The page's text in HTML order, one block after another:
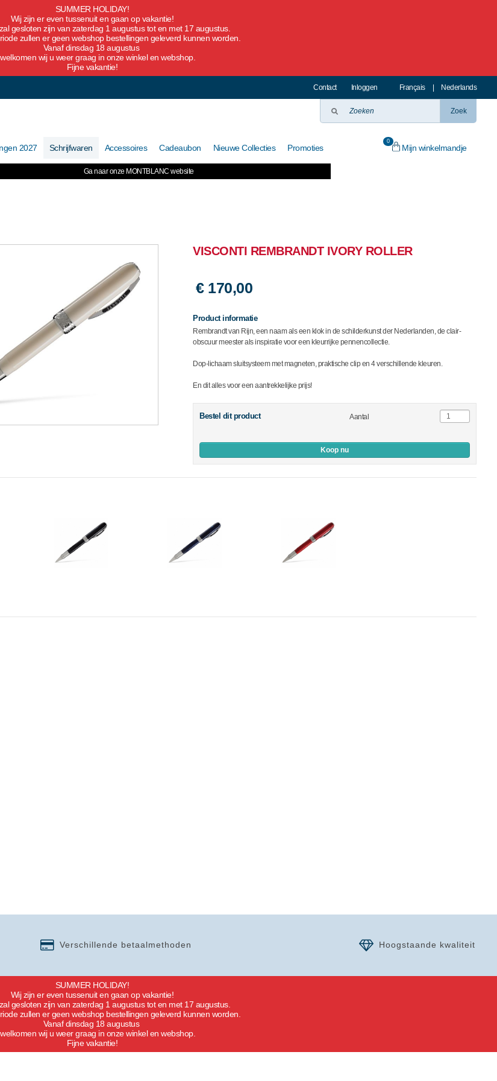
SUMMER HOLIDAY!
Wij zijn er even tussenuit en gaan op vakantie!
gesloten zijn van zaterdag 1 augustus tot en met 17 augustus.
zullen er geen webshop bestellingen geleverd kunnen worden.
Vanaf dinsdag 18 augustus
wij u weer graag in onze winkel en webshop.
Fijne vakantie!
Contact Inloggen Français Nederlands
Zoek
2027 Schrijfwaren Accessoires Cadeaubon Nieuwe Collecties Promoties
Ga naar onze MONTBLANC website
0
Mijn winkelmandje
VISCONTI REMBRANDT IVORY ROLLER
€ 170,00
Product informatie
Rembrandt van Rijn, een naam als een klok in de schilderkunst der Nederlanden, de clair-
obscuur meester als inspiratie voor een kleurrijke pennencollectie.
Dop-lichaam sluitsysteem met magneten, praktische clip en 4 verschillende kleuren.
En dit alles voor een aantrekkelijke prijs!
Bestel dit product Aantal
Koop nu
Verschillende betaalmethoden Hoogstaande kwaliteit
SUMMER HOLIDAY!
Wij zijn er even tussenuit en gaan op vakantie!
gesloten zijn van zaterdag 1 augustus tot en met 17 augustus.
zullen er geen webshop bestellingen geleverd kunnen worden.
Vanaf dinsdag 18 augustus
wij u weer graag in onze winkel en webshop.
Fijne vakantie!